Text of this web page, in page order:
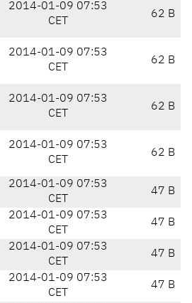
2014-01-09 07:53
CET
62 B
2014-01-09 07:53
CET
62 B
2014-01-09 07:53
CET
62 B
2014-01-09 07:53
CET
62 B
2014-01-09 07:53
CET
47 B
2014-01-09 07:53
CET
47 B
2014-01-09 07:53
CET
47 B
2014-01-09 07:53
CET
47 B